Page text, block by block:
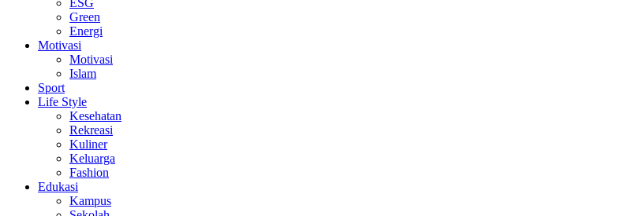
Green
Energi
Motivasi
Motivasi
Islam
Sport
Life Style
Kesehatan
Rekreasi
Kuliner
Keluarga
Fashion
Edukasi
Kampus